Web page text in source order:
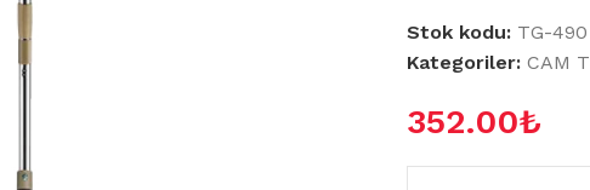
Stok kodu: TG-490
Kategoriler: CAM
352.00₺